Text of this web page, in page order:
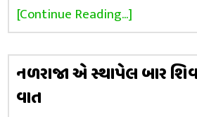
[Continue Reading...]
નળરાજા એ સ્થાપેલ બાર
વાત